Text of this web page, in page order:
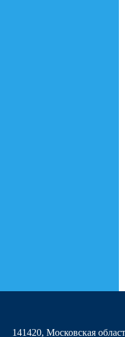
141420, Московская